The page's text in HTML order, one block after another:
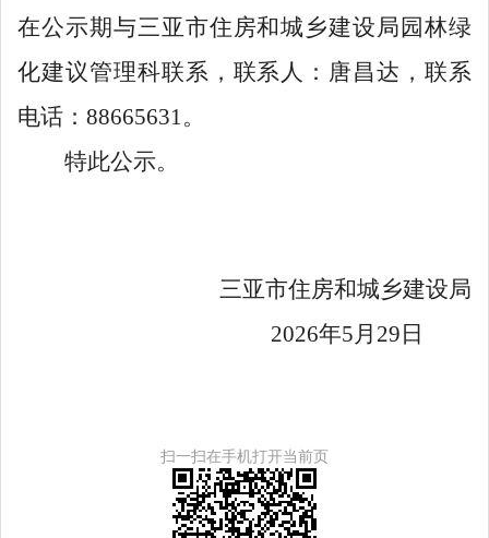
在公示期与三亚市住房和城乡建设局园林绿
化建议管理科联系 ， 联系人：唐昌达，联系
电话： 88665631 。
特此公示。
三亚市住房和城乡建设局
2026年5 月 29 日
扫一扫在手机打开当前页